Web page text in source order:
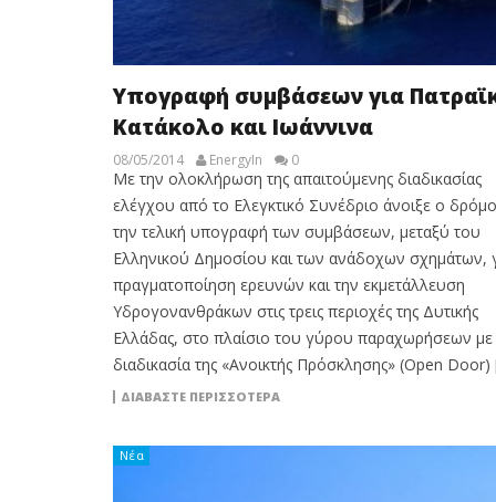
Υπογραφή συμβάσεων για
Κατάκολο και Ιωάννινα
08/05/2014 EnergyIn 0
Με την ολοκλήρωση της απαιτούμενης διαδικασίας
ελέγχου από το Ελεγκτικό Συνέδριο άνοιξε ο
την τελική υπογραφή των συμβάσεων, μεταξύ του
Ελληνικού Δημοσίου και των ανάδοχων σχημάτων,
πραγματοποίηση ερευνών και την εκμετάλλευση
Υδρογονανθράκων στις τρεις περιοχές της Δυτικής
Ελλάδας, στο πλαίσιο του γύρου παραχωρήσεων με
διαδικασία της «Ανοικτής Πρόσκλησης» (Open
ΔΙΑΒΆΣΤΕ ΠΕΡΙΣΣΌΤΕΡΑ
Νέα